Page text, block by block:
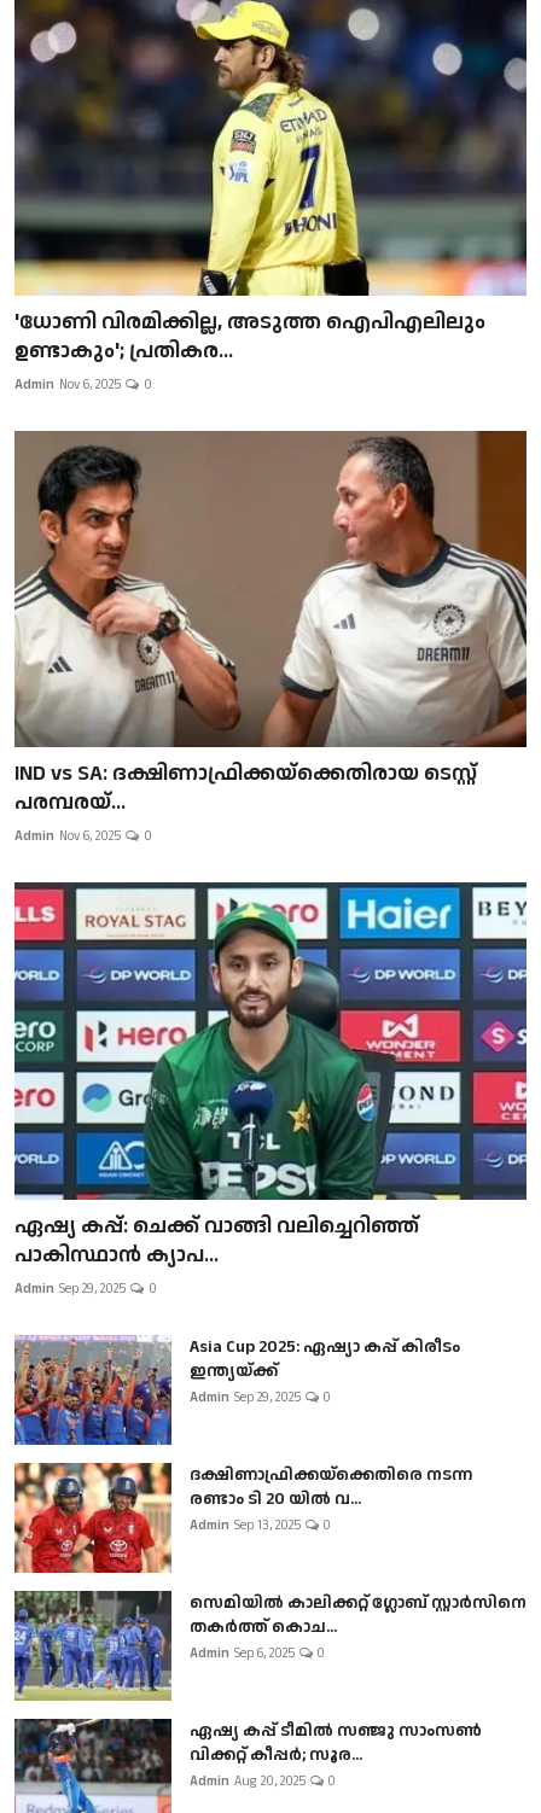
'ധോണി വിരമിക്കില്ല, അടുത്ത ഐപിഎലിലും
ഉണ്ടാകും'; പ്രതികര...
Admin Nov 6, 2025 0
IND vs SA: ദക്ഷിണാഫ്രിക്കയ്‌ക്കെതിരായ ടെസ്റ്റ്
പരമ്പരയ്...
Admin Nov 6, 2025 0
ഏഷ്യ കപ്പ്: ചെക്ക് വാങ്ങി വലിച്ചെറിഞ്ഞ്
പാകിസ്ഥാൻ ക്യാപ...
Admin Sep 29, 2025 0
Asia Cup 2025: ഏഷ്യാ കപ്പ് കിരീടം
ഇന്ത്യയ്ക്ക്
Admin Sep 29, 2025 0
ദക്ഷിണാഫ്രിക്കയ്‌ക്കെതിരെ നടന്ന
രണ്ടാം ടി 20 യിൽ വ...
Admin Sep 13, 2025 0
സെമിയിൽ കാലിക്കറ്റ് ഗ്ലോബ് സ്റ്റാർസിനെ
തകർത്ത് കൊച...
Admin Sep 6, 2025 0
ഏഷ്യ കപ്പ് ടീമിൽ സഞ്ജു സാംസൺ
വിക്കറ്റ് കീപ്പർ; സൂര...
Admin Aug 20, 2025 0